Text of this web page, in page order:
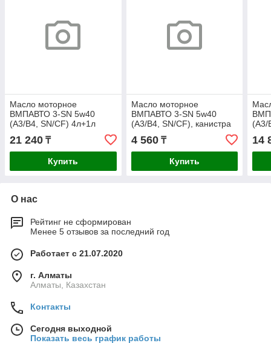
Масло моторное
ВМПАВТО 3-SN 5w40
(A3/B4, SN/CF) 4л+1л
21 240 ₸
Купить
Масло моторное
ВМПАВТО 3-SN 5w40
(A3/B4, SN/CF), канистра
4 560₸
Купить
(A3/
14
О нас
Рейтинг не сформирован
Менее 5 отзывов за последний год
Работает с 21.07.2020
г. Алматы
Алматы, Казахстан
Контакты
Сегодня выходной
Показать весь график работы